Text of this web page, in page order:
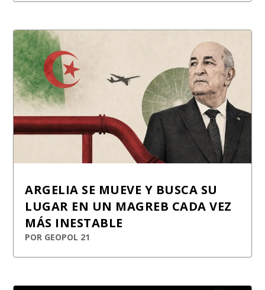
ARGELIA SE MUEVE Y BUSCA SU
LUGAR EN UN MAGREB CADA VEZ
MÁS INESTABLE
POR GEOPOL 21